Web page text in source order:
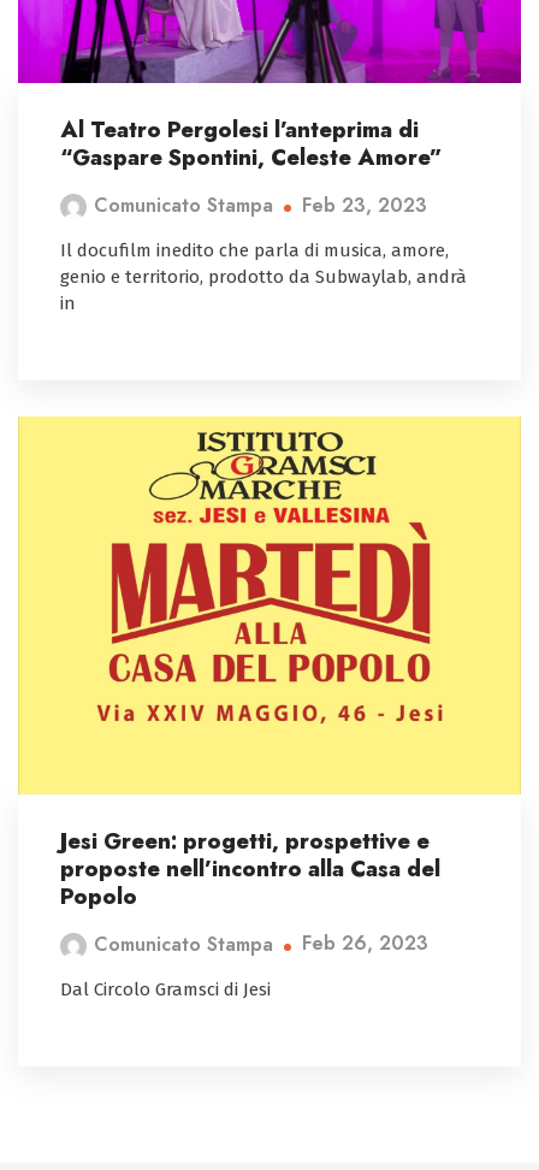
Al Teatro Pergolesi l’anteprima di
“Gaspare Spontini, Celeste Amore”
Comunicato Stampa Feb 23, 2023
Il docufilm inedito che parla di musica, amore,
genio e territorio, prodotto da Subwaylab, andrà
in
Jesi Green: progetti, prospettive e
proposte nell’incontro alla Casa del
Popolo
Comunicato Stampa Feb 26, 2023
Dal Circolo Gramsci di Jesi